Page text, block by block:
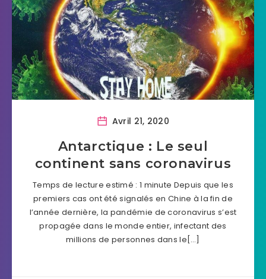
Avril 21, 2020
Antarctique : Le seul
continent sans coronavirus
Temps de lecture estimé : 1 minute Depuis que les
premiers cas ont été signalés en Chine à la fin de
l’année dernière, la pandémie de coronavirus s’est
propagée dans le monde entier, infectant des
millions de personnes dans le[…]